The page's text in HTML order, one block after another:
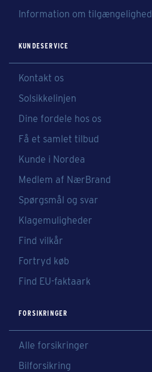
Information om tilgængelighed
KUNDESERVICE
Kontakt os
Solsikkelinjen
Dine fordele hos os
Få et samlet tilbud
Kunde i Nordea
Medlem af NærBrand
Spørgsmål og svar
Klagemuligheder
Find vilkår
Fortryd køb
Find EU-faktaark
FORSIKRINGER
Alle forsikringer
Bilforsikring